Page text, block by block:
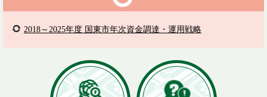
2018～2025年度 国東市年次資金調達・運用戦略